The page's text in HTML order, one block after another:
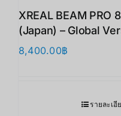
XREAL BEAM PRO
(Japan) – Global
8,400.00฿
รายละเอี